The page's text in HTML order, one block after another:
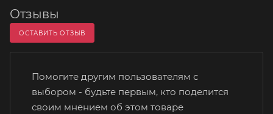
Отзывы
ОСТАВИТЬ ОТЗЫВ
Помогите другим пользователям с
выбором - будьте первым, кто поделится
своим мнением об этом товаре